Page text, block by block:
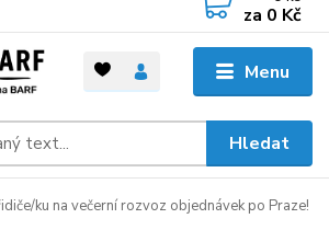
Menu
Hledat
za 0 Kč
ku na večerní rozvoz objednávek po Praze!